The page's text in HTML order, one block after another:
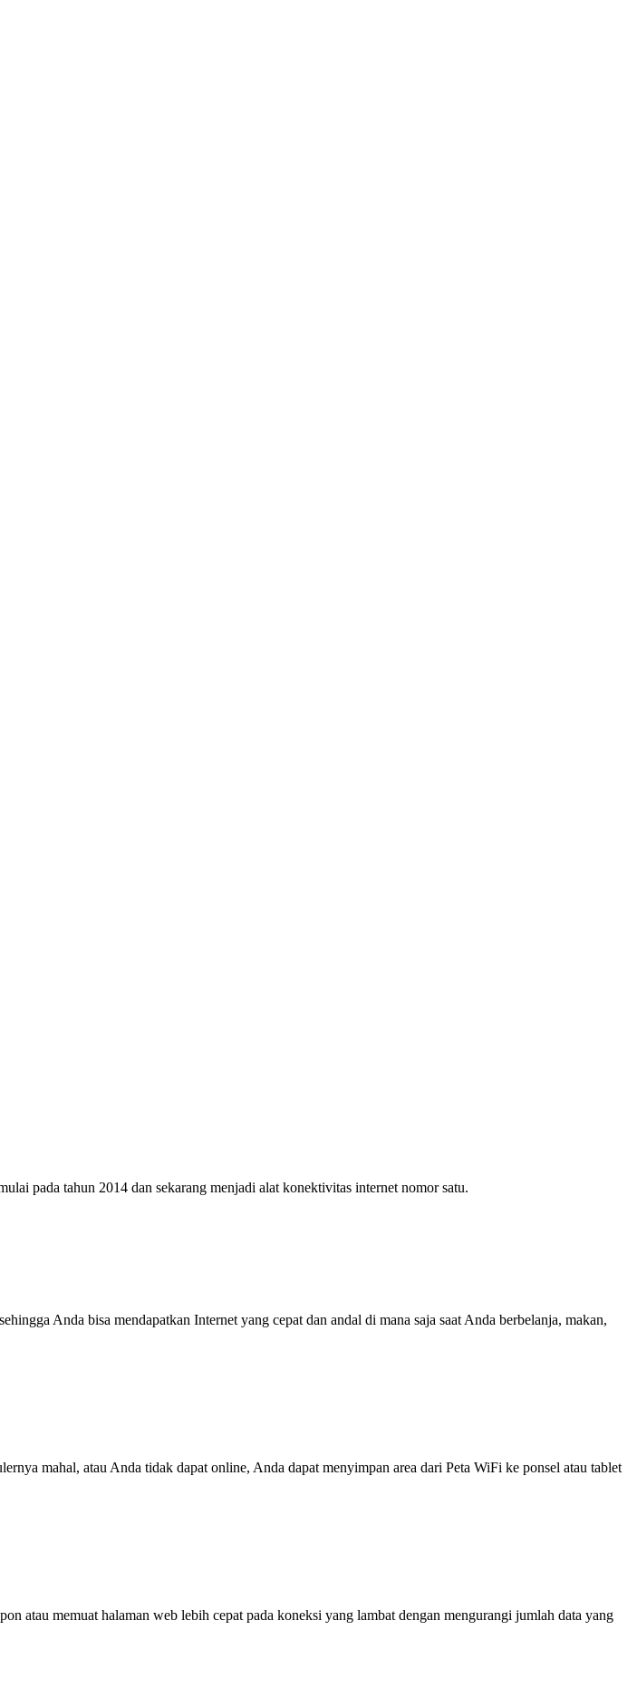
pada tahun 2014 dan sekarang menjadi alat konektivitas internet nomor satu.
Anda bisa mendapatkan Internet yang cepat dan andal di mana saja saat Anda berbelanja, makan,
mahal, atau Anda tidak dapat online, Anda dapat menyimpan area dari Peta WiFi ke ponsel atau tablet
atau memuat halaman web lebih cepat pada koneksi yang lambat dengan mengurangi jumlah data yang